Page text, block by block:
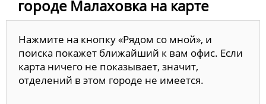
городе Малаховка на карте
Нажмите на кнопку «Рядом со мной», и
поиска покажет ближайший к вам офис. Если
карта ничего не показывает, значит,
отделений в этом городе не имеется.